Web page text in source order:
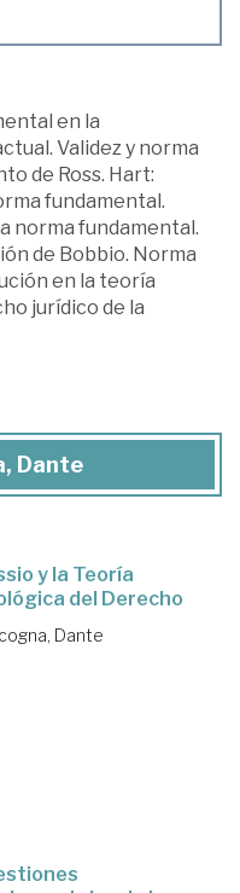
en la
Validez y norma
de Ross. Hart:
fundamental.
norma fundamental.
de Bobbio. Norma
en la teoría
jurídico de la
Dante
y la Teoría
del Derecho
Dante